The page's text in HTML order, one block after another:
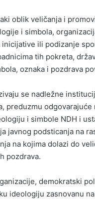
oblik veličanja i
i simbola,
ili podizanje
tih pokreta,
oznaka i pozdrava
se nadležne
preduzmu
i simbole NDH i
javnog podsticanja na
na kojima dolazi do
pozdrava.
demokratski
ideologiju zasnovanu